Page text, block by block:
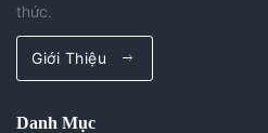
thức.
Giới Thiệu
Danh Mục